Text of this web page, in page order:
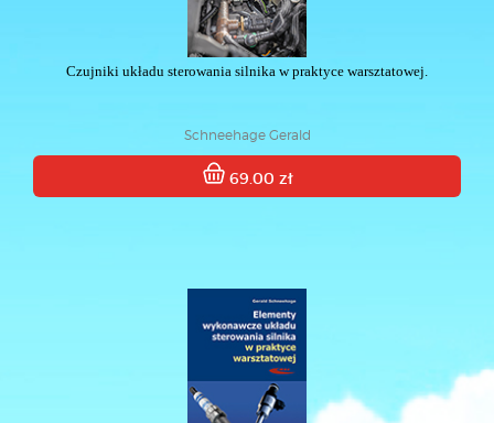
Czujniki układu sterowania silnika w praktyce warsztatowej.
Schneehage Gerald
69.00 zł